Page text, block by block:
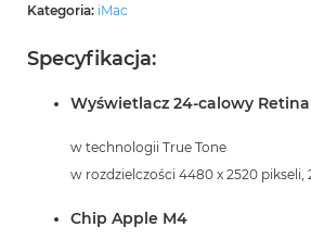
Kategoria: iMac
Specyfikacja:
Wyświetlacz 24-calowy Retina
w technologii True Tone
w rozdzielczości 4480 x 2520 pikseli,
Chip Apple M4